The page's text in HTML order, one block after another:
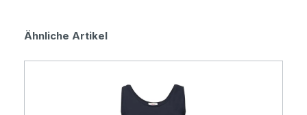
Produktgalerie überspringen
Ähnliche Artikel